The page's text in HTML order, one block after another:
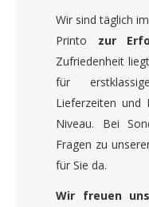
Wir sind täglich
Printo zur
Zufriedenheit
für
Lieferzeiten und
Niveau. Bei
Fragen zu
für Sie da.
Wir freuen